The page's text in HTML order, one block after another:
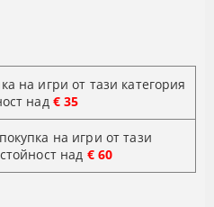
на игри от тази категория
над € 35
на игри от тази
над € 60